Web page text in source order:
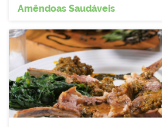
Amêndoas Saudáveis